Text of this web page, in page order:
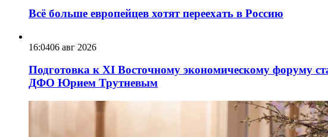
Всё больше европейцев хотят переехать в Россию
16:0406 авг 2026
Подготовка к XI Восточному экономическому форуму
ДФО Юрием Трутневым